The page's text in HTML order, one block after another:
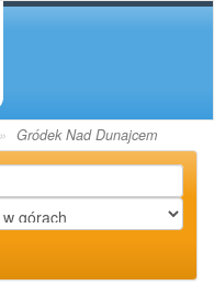
Gródek Nad Dunajcem